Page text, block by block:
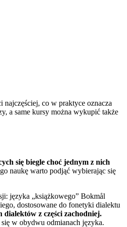
co w praktyce oznacza
a same kursy można wykupić także
się biegle choć jednym z nich
naukę warto podjąć wybierając się
języka „książkowego” Bokmål
dostosowane do fonetyki dialektu
z części zachodniej.
w obydwu odmianach języka.